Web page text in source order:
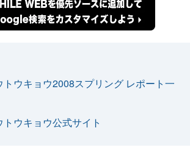
ウキョウ2008スプリング レポート一
ウキョウ公式サイト